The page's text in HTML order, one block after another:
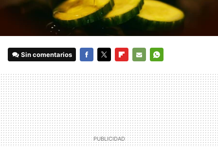
Sin comentarios
MAIL